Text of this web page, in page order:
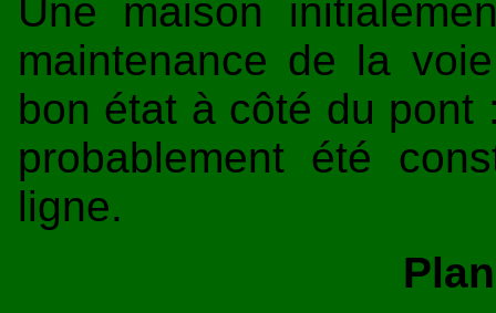
Une maison
maintenance de la
bon état à côté du pont
probablement été
ligne.